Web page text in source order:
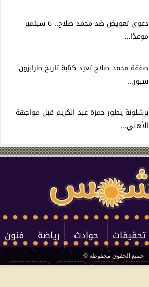
دعوى تعويض ضد محمد صلاح.. 6 سبتمبر
موعدًا...
صفقة محمد صلاح تعيد كتابة تاريخ طرابزون
سبور...
برشلونة يطور حمزة عبد الكريم قبل مواجهة
الأهلي...
تحقيقات حوادث رياضة فنون
جميع الحقوق محفوظة ©